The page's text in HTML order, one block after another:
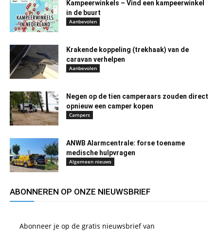
Kampeerwinkels – Vind een kampeerwinkel
in de buurt
Aanbevolen
Krakende koppeling (trekhaak) van de
caravan verhelpen
Aanbevolen
Negen op de tien camperaars zouden direct
opnieuw een camper kopen
Campers
ANWB Alarmcentrale: forse toename
medische hulpvragen
Algemeen nieuws
ABONNEREN OP ONZE NIEUWSBRIEF
Abonneer je op de gratis nieuwsbrief van